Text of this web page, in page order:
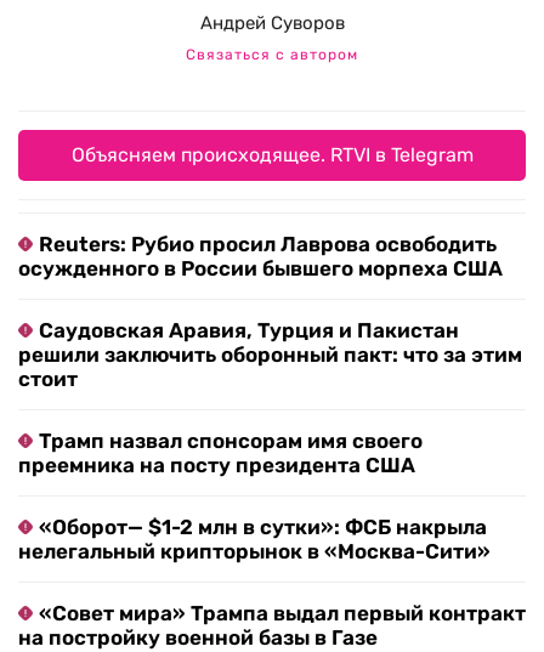
Андрей Суворов
Связаться с автором
Объясняем происходящее. RTVI в Telegram
Reuters: Рубио просил Лаврова освободить
осужденного в России бывшего морпеха США
Саудовская Аравия, Турция и Пакистан
решили заключить оборонный пакт: что за этим
стоит
Трамп назвал спонсорам имя своего
преемника на посту президента США
«Оборот— $1-2 млн в сутки»: ФСБ накрыла
нелегальный крипторынок в «Москва-Сити»
«Совет мира» Трампа выдал первый контракт
на постройку военной базы в Газе